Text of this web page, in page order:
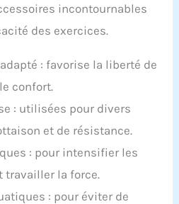
incontournables
des exercices.
: favorise la liberté de
confort.
: utilisées pour divers
et de résistance.
: pour intensifier les
travailler la force.
: pour éviter de